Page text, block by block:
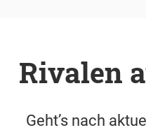
Rivalen
Geht’s nach